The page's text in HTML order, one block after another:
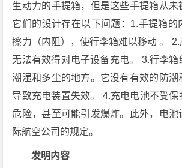
生动力的手提箱，但是这些手提箱从未
它们的设计存在以下问题：1.手提箱的
擦力（内阻），使行李箱难以移动 。
无法有效得对电子设备充电。 3.行李箱
潮湿和多尘的地方。它没有有效的防潮
导致充电装置失效。 4.充电电池不受
危险，甚至可能引发爆炸。此外，电池
际航空公司的规定。
发明内容